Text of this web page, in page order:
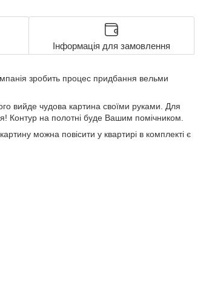
Інформація для замовлення
зробить процес придбання вельми
вийде чудова картина своїми руками. Для
Контур на полотні буде Вашим помічником.
можна повісити у квартирі в комплекті є